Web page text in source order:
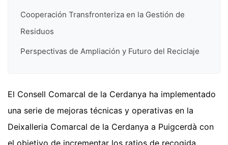
Cooperación Transfronteriza en la Gestión de
Residuos
Perspectivas de Ampliación y Futuro del Reciclaje
El Consell Comarcal de la Cerdanya ha implementado
una serie de mejoras técnicas y operativas en la
Deixalleria Comarcal de la Cerdanya a Puigcerdà con
el objetivo de incrementar los ratios de recogida